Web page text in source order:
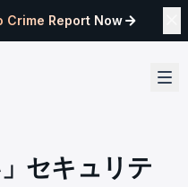
Crime Report Now
セキュリテ